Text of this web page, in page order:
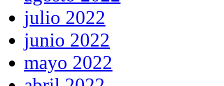
julio 2022
junio 2022
mayo 2022